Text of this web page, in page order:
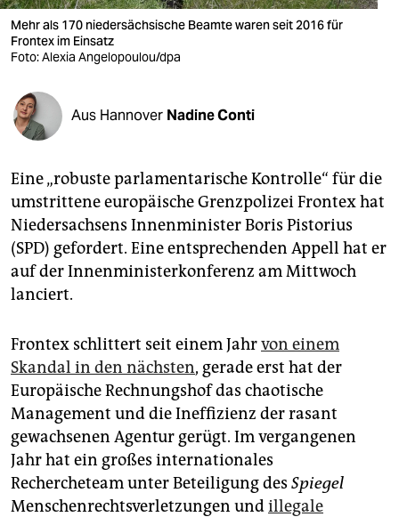
verlag
veranstaltungen
fragen & hilfe
abo
genossenschaft
epaper login
Mehr als 170 niedersächsische Beamte waren seit 2016 für
Frontex im Einsatz
Foto: Alexia Angelopoulou/dpa
Aus Hannover Nadine Conti
Eine „robuste parlamentarische Kontrolle“ für die
umstrittene europäische Grenzpolizei Frontex hat
Niedersachsens Innenminister Boris Pistorius
(SPD) gefordert. Eine entsprechenden Appell hat er
auf der Innenministerkonferenz am Mittwoch
lanciert.
Frontex schlittert seit einem Jahrvon einem
Skandal in den nächsten, gerade erst hat der
Europäische Rechnungshof das chaotische
Management und die Ineffizienz der rasant
gewachsenen Agentur gerügt. Im vergangenen
Jahr hat ein großes internationales
Rechercheteam unter Beteiligung des Spiegel
Menschenrechtsverletzungen undillegale